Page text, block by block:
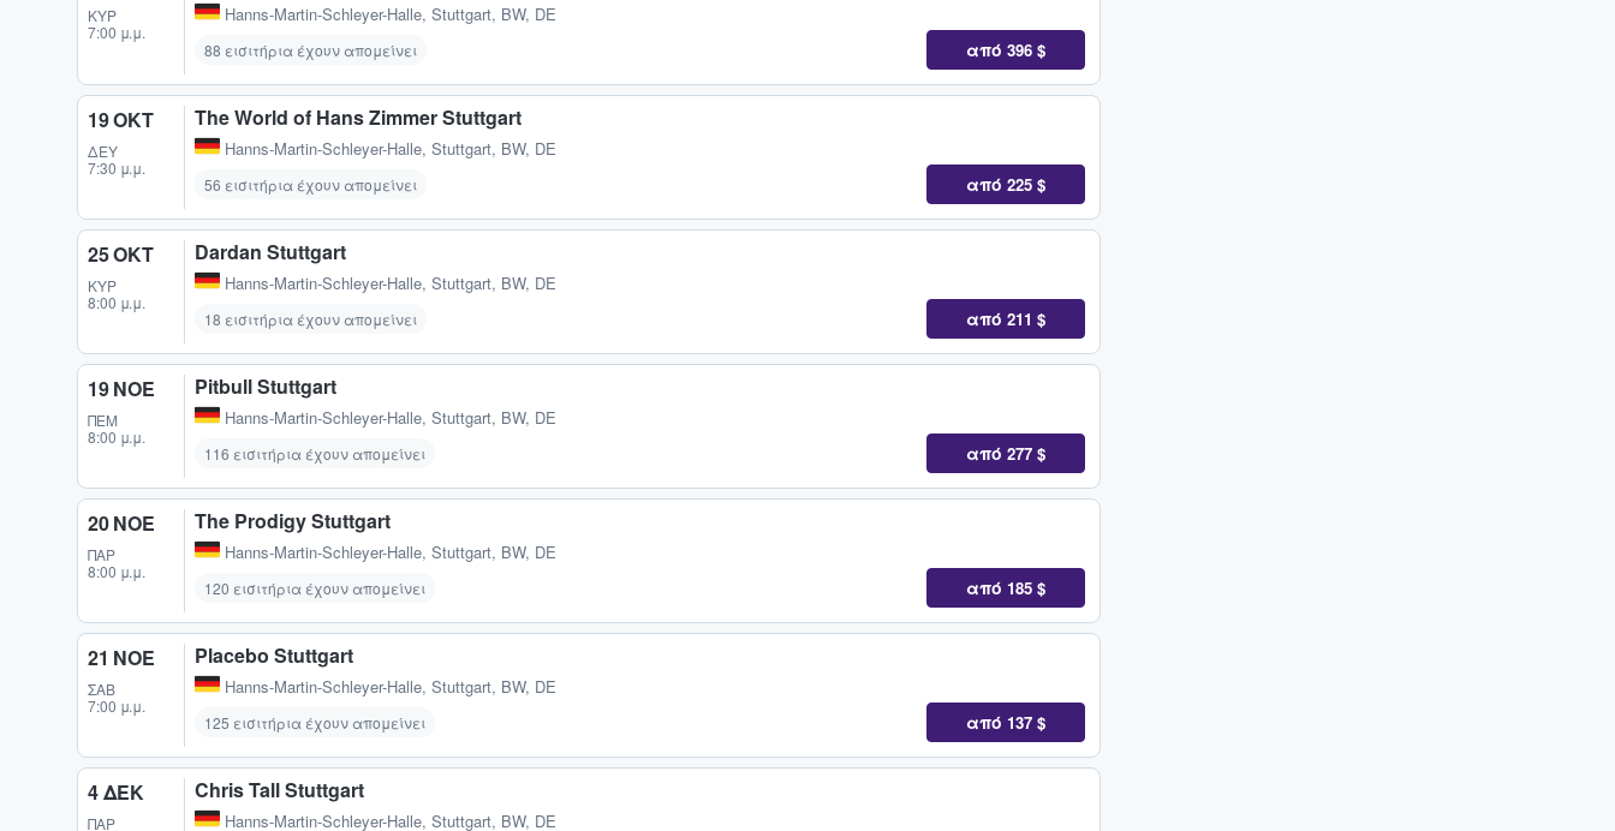
ΚΥΡ
7:00 μ.μ.
Hanns-Martin-Schleyer-Halle, Stuttgart, BW, DE
88 εισιτήρια έχουν απομείνει από 396 $
19 ΟΚΤ
ΔΕΥ
7:30 μ.μ.
The World of Hans Zimmer Stuttgart
Hanns-Martin-Schleyer-Halle, Stuttgart, BW, DE
56 εισιτήρια έχουν απομείνει από 225 $
25 ΟΚΤ
ΚΥΡ
8:00 μ.μ.
Dardan Stuttgart
Hanns-Martin-Schleyer-Halle, Stuttgart, BW, DE
18 εισιτήρια έχουν απομείνει από 211 $
19 ΝΟΕ
ΠΈΜ
8:00 μ.μ.
Pitbull Stuttgart
Hanns-Martin-Schleyer-Halle, Stuttgart, BW, DE
116 εισιτήρια έχουν απομείνει από 277 $
20 ΝΟΕ
ΠΑΡ
8:00 μ.μ.
The Prodigy Stuttgart
Hanns-Martin-Schleyer-Halle, Stuttgart, BW, DE
120 εισιτήρια έχουν απομείνει από 185 $
21 ΝΟΕ
ΣΆΒ
7:00 μ.μ.
Placebo Stuttgart
Hanns-Martin-Schleyer-Halle, Stuttgart, BW, DE
125 εισιτήρια έχουν απομείνει από 137 $
4 ΔΕΚ
ΠΑΡ
Chris Tall Stuttgart
Hanns-Martin-Schleyer-Halle, Stuttgart, BW, DE